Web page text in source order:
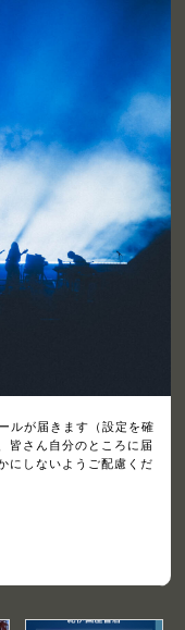
ルが届きます（設定を確
皆さん自分のところに届
にしないようご配慮くだ